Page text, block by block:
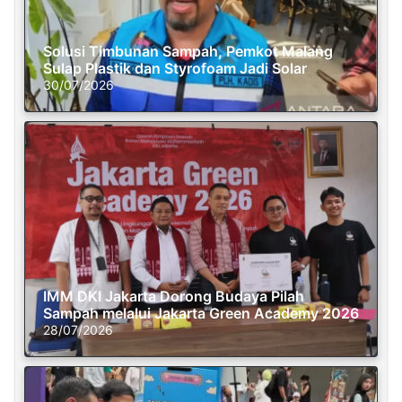
Solusi Timbunan Sampah, Pemkot Malang
Sulap Plastik dan Styrofoam Jadi Solar
30/07/2026
IMM DKI Jakarta Dorong Budaya Pilah
Sampah melalui Jakarta Green Academy 2026
28/07/2026